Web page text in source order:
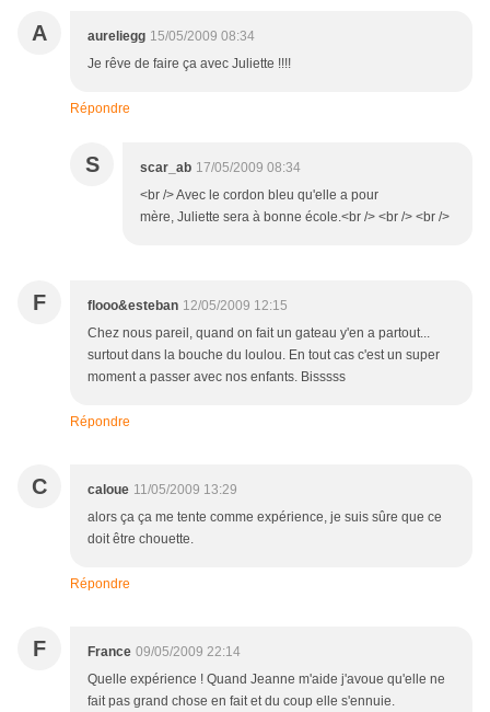
A aureliegg 15/05/2009 08:34
Je rêve de faire ça avec Juliette !!!!
Répondre
S scar_ab 17/05/2009 08:34
<br /> Avec le cordon bleu qu'elle a pour
mère, Juliette sera à bonne école.<br /> <br /> <br />
F flooo&esteban 12/05/2009 12:15
Chez nous pareil, quand on fait un gateau y'en a partout...
surtout dans la bouche du loulou. En tout cas c'est un super
moment a passer avec nos enfants. Bisssss
Répondre
C caloue 11/05/2009 13:29
alors ça ça me tente comme expérience, je suis sûre que ce
doit être chouette.
Répondre
F France 09/05/2009 22:14
Quelle expérience ! Quand Jeanne m'aide j'avoue qu'elle ne
fait pas grand chose en fait et du coup elle s'ennuie.